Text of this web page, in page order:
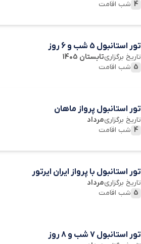
تور استانبول 5 شب و 6 روز
تاریخ برگزاریتابستان 1405
5 شب اقامت
4 شب اقامت
تور استانبول با پرواز ایران ایرتور
تاریخ برگزاریمرداد
5 شب اقامت
تور استانبول 7 شب و 8 روز
تور استانبول پرواز ماهان
تاریخ برگزاریمرداد
4 شب اقامت